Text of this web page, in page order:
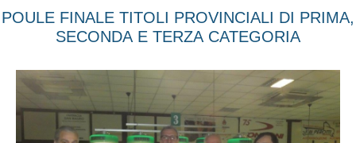
POULE FINALE TITOLI PROVINCIALI DI PRIMA,
SECONDA E TERZA CATEGORIA